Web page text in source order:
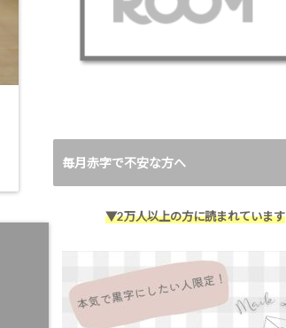
毎月赤字で不安な方へ
▼2万人以上の方に読まれています